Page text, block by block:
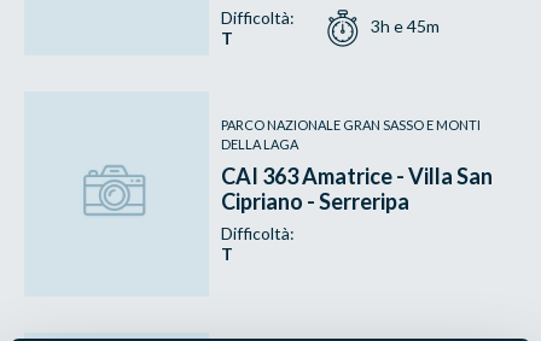
Difficoltà:
T
3h e 45m
PARCO NAZIONALE GRAN SASSO E MONTI
DELLA LAGA
CAI 363 Amatrice - Villa San
Cipriano - Serreripa
Difficoltà:
T